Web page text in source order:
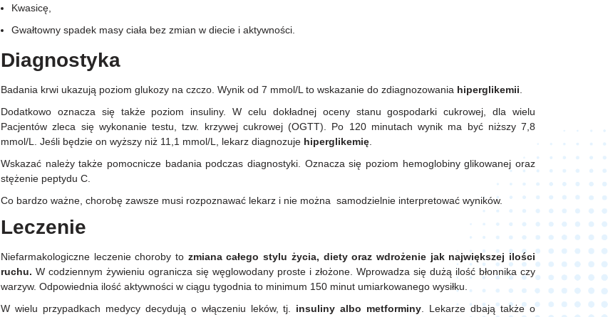
Kwasicę,
Gwałtowny spadek masy ciała bez zmian w diecie i aktywności.
Diagnostyka
Badania krwi ukazują poziom glukozy na czczo. Wynik od 7 mmol/L to wskazanie do zdiagnozowania hiperglikemii
Dodatkowo oznacza się także poziom insuliny. W celu dokładnej oceny stanu gospodarki cukrowej, dla wielu
Pacjentów zleca się wykonanie testu, tzw. krzywej cukrowej (OGTT). Po 120 minutach wynik ma być niższy 7,8
mmol/L. Jeśli będzie on wyższy niż 11,1 mmol/L, lekarz diagnozuje hiperglikemię
Wskazać należy także pomocnicze badania podczas diagnostyki. Oznacza się poziom hemoglobiny glikowanej oraz
stężenie peptydu C.
Co bardzo ważne, chorobę zawsze musi rozpoznawać lekarz i nie można samodzielnie interpretować wyników.
Leczenie
Niefarmakologiczne leczenie choroby to zmiana całego stylu życia, diety oraz wdrożenie jak największej ilości
ruchu. W codziennym żywieniu ogranicza się węglowodany proste i złożone. Wprowadza się dużą ilość błonnika czy
warzyw. Odpowiednia ilość aktywności w ciągu tygodnia to minimum 150 minut umiarkowanego wysiłku.
W wielu przypadkach medycy decydują o włączeniu leków, tj. insuliny albo metforminy . Lekarze dbają także o